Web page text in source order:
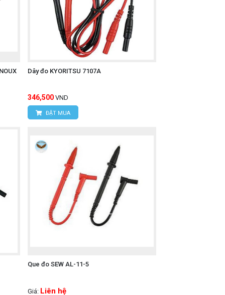
Dây đo KYORITSU 7107A
346,500 VND
ĐẶT MUA
Que đo SEW AL-11-5
Giá: Liên hệ